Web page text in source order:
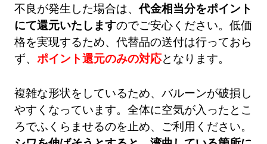
不良が発生した場合は、代金相当分をポイント
にて還元いたしますのでご安心ください。低価
格を実現するため、代替品の送付は行っておら
ず、ポイント還元のみの対応となります。
複雑な形状をしているため、バルーンが破損し
やすくなっています。全体に空気が入ったとこ
ろでふくらませるのを止め、ご利用ください。